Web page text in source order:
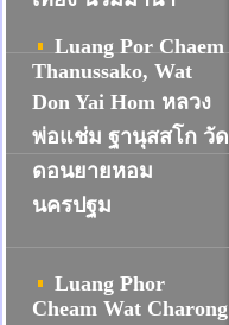
Luang Por Chaem
Thanussako, Wat
Don Yai Hom หลวง
พ่อแช่ม ฐานุสสโก วัด
ดอนยายหอม
นครปฐม
Luang Phor
Cheam Wat Charong